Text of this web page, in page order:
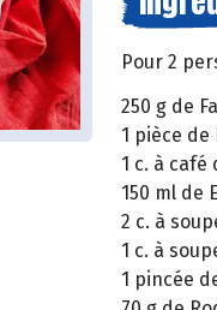
Pour 2
250 g de
1 pièce
1 c. à café
150 ml de
2 c. à
1 c. à
1 pincée